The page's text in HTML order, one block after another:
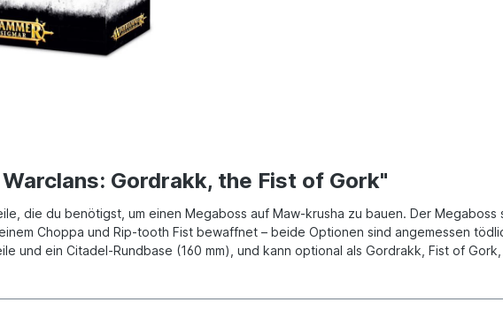
Gordrakk, the Fist of Gork"
die du benötigst, um einen Megaboss auf Maw-krusha zu bauen. Der
Choppa und Rip-tooth Fist bewaffnet – beide Optionen sind angemessen
und ein Citadel-Rundbase (160 mm), und kann optional als Gordrakk, Fist of